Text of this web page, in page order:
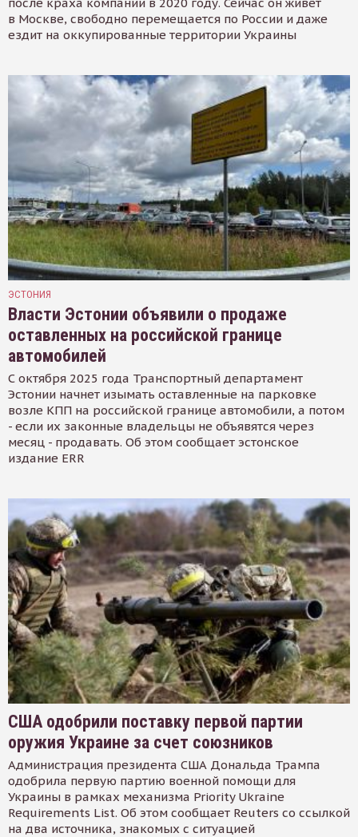
в Москве, свободно перемещается по России и даже
ездит на оккупированные территории Украины
ЭСТОНИЯ
Власти Эстонии объявили о продаже
оставленных на российской границе
автомобилей
С октября 2025 года Транспортный департамент
Эстонии начнет изымать оставленные на парковке
возле КПП на российской границе автомобили, а потом
- если их законные владельцы не объявятся через
месяц - продавать. Об этом сообщает эстонское
издание ERR
США одобрили поставку первой партии
оружия Украине за счет союзников
Администрация президента США Дональда Трампа
одобрила первую партию военной помощи для
Украины в рамках механизма Priority Ukraine
Requirements List. Об этом сообщает Reuters со ссылкой
на два источника, знакомых с ситуацией